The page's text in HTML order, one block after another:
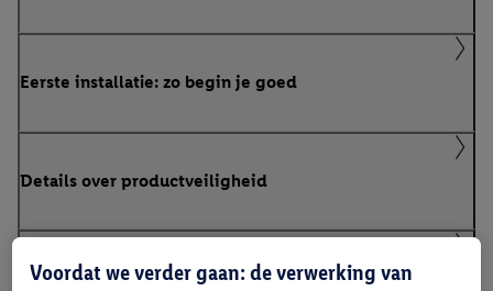
Eerste installatie: zo begin je goed
Details over productveiligheid
Parkside 20 V
Voordat we verder gaan: de verwerking van